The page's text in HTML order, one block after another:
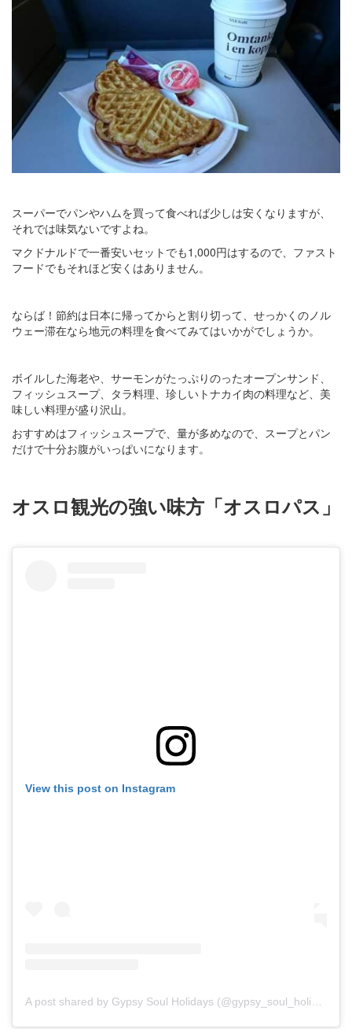
スーパーでパンやハムを買って食べれば少しは安くなりますが、
それでは味気ないですよね。
マクドナルドで一番安いセットでも1,000円はするので、ファスト
フードでもそれほど安くはありません。
ならば！節約は日本に帰ってからと割り切って、せっかくのノル
ウェー滞在なら地元の料理を食べてみてはいかがでしょうか。
ボイルした海老や、サーモンがたっぷりのったオープンサンド、
フィッシュスープ、タラ料理、珍しいトナカイ肉の料理など、美
味しい料理が盛り沢山。
おすすめはフィッシュスープで、量が多めなので、スープとパン
だけで十分お腹がいっぱいになります。
オスロ観光の強い味方「オスロパス」
View this post on Instagram